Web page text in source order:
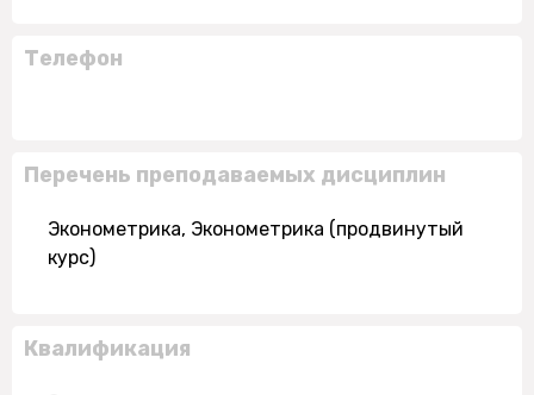
Телефон
Перечень преподаваемых дисциплин
Эконометрика, Эконометрика (продвинутый
курс)
Квалификация